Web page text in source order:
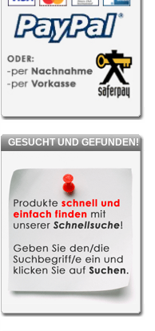
GESUCHT UND GEFUNDEN!